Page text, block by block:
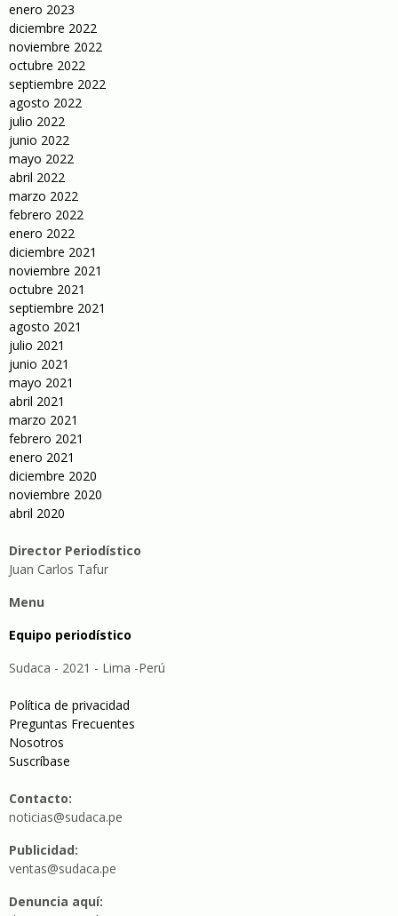
enero 2023
diciembre 2022
noviembre 2022
octubre 2022
septiembre 2022
agosto 2022
julio 2022
junio 2022
mayo 2022
abril 2022
marzo 2022
febrero 2022
enero 2022
diciembre 2021
noviembre 2021
octubre 2021
septiembre 2021
agosto 2021
julio 2021
junio 2021
mayo 2021
abril 2021
marzo 2021
febrero 2021
enero 2021
diciembre 2020
noviembre 2020
abril 2020
Director Periodístico
Juan Carlos Tafur
Menu
Equipo periodístico
Sudaca - 2021 - Lima -Perú
Política de privacidad
Preguntas Frecuentes
Nosotros
Suscríbase
Contacto:
noticias@sudaca.pe
Publicidad:
ventas@sudaca.pe
Denuncia aquí: